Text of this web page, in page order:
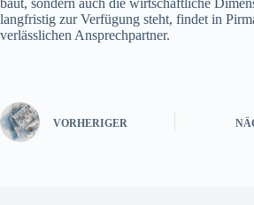
baut, sondern auch die wirtschaftliche
langfristig zur Verfügung steht, findet in
verlässlichen Ansprechpartner.
VORHERIGER